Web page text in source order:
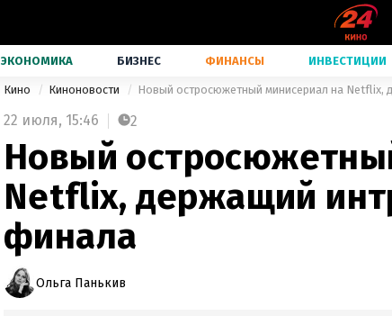
ЭКОНОМИКА БИЗНЕС ФИНАНСЫ ИНВЕСТИЦИИ
Кино Киноновости Новый остросюжетный минисериал на Netflix,
22 июля, 15:46 2
Новый
Netflix, держащий
финала
Ольга Панькив